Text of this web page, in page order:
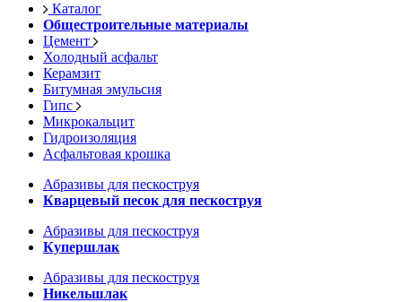
Каталог
Общестроительные материалы
Цемент
Холодный асфальт
Керамзит
Битумная эмульсия
Гипс
Микрокальцит
Гидроизоляция
Асфальтовая крошка
Абразивы для пескоструя
Кварцевый песок для пескоструя
Абразивы для пескоструя
Купершлак
Абразивы для пескоструя
Никельшлак